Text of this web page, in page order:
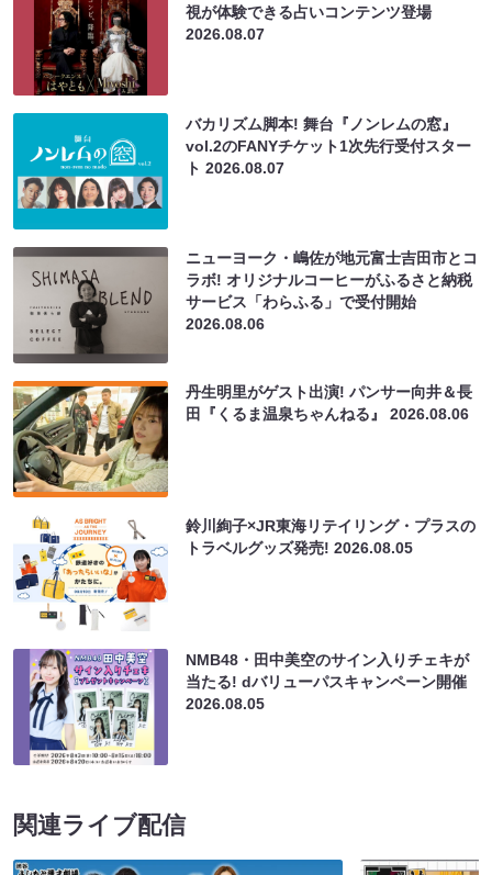
視が体験できる占いコンテンツ登場
2026.08.07
バカリズム脚本! 舞台『ノンレムの窓』
vol.2のFANYチケット1次先行受付スター
ト2026.08.07
ニューヨーク・嶋佐が地元富士吉田市とコ
ラボ! オリジナルコーヒーがふるさと納税
サービス「わらふる」で受付開始
2026.08.06
丹生明里がゲスト出演! パンサー向井＆長
田『くるま温泉ちゃんねる』2026.08.06
鈴川絢子×JR東海リテイリング・プラスの
トラベルグッズ発売!2026.08.05
NMB48・田中美空のサイン入りチェキが
当たる! dバリューパスキャンペーン開催
2026.08.05
関連ライブ配信